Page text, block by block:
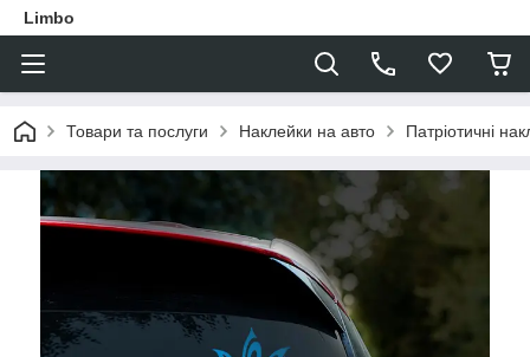
Limbo
Товари та послуги Наклейки на авто Патріотичні